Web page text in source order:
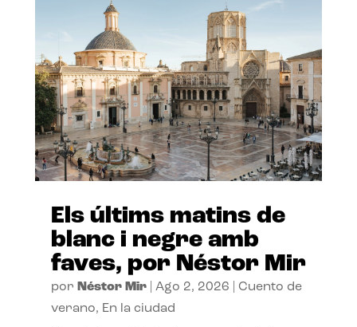
Els últims matins de
blanc i negre amb
faves, por Néstor Mir
por Néstor Mir| Ago 2, 2026
Cuento de
verano, En la ciudad